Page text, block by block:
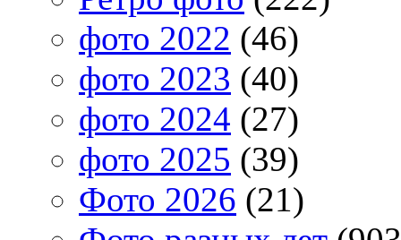
фото 2022 (46)
фото 2023 (40)
фото 2024 (27)
фото 2025 (39)
Фото 2026 (21)